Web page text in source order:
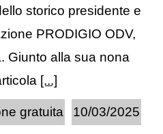
storico presidente e
PRODIGIO ODV,
Giunto alla sua nona
[...]
10/03/2025
gratuita